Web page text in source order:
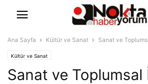
Ana Sayfa Kültür ve Sanat Sanat ve
Kültür ve Sanat
Sanat ve Toplumsal